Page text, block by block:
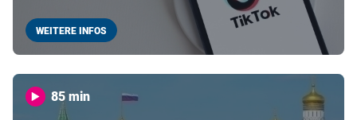
WEITERE INFOS
85 min